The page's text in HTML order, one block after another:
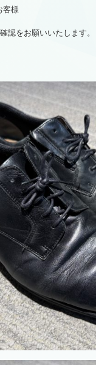
客様
認をお願いいたします。